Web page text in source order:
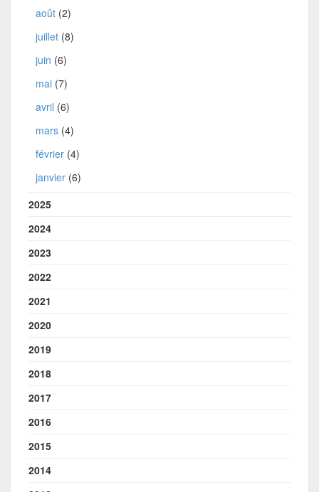
août (2)
juillet (8)
juin (6)
mai (7)
avril (6)
mars (4)
février (4)
janvier (6)
2025
2024
2023
2022
2021
2020
2019
2018
2017
2016
2015
2014